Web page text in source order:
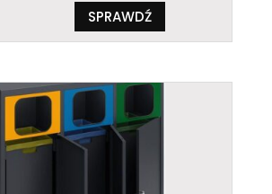
SPRAWDŹ